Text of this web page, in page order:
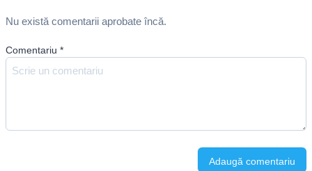
Nu există comentarii aprobate încă.
Comentariu *
Adaugă comentariu